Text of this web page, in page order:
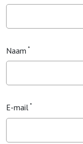
Naam
E-mail